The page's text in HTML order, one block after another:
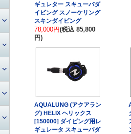
ギュレター スキューバダ
イビング スノーケリング
スキンダイビング
78,000円(税込 85,800
円)
AQUALUNG (アクアラン
グ) HELIX ヘリックス
[150000] ダイビング用レ
ギュレータ スキューバダ